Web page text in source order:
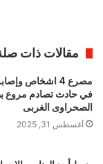
مقالات ذات
في حادث تصادم مروع
الصحراوى الغربى
أغسطس 31, 2025